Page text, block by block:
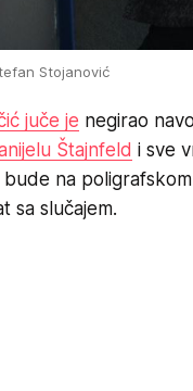
Stojanović
juče je negirao
Štajnfeld i sve
na
sa slučajem.